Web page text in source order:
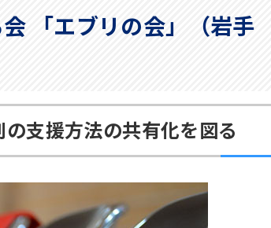
「エブリの会」（岩手
支援方法の共有化を図る